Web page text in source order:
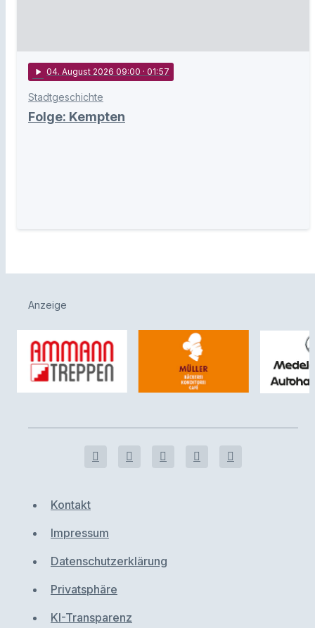
play_arrow 04. August 2026 09:00 · 01:57
Stadtgeschichte
Folge: Kempten
Anzeige
Kontakt
Impressum
Datenschutzerklärung
Privatsphäre
KI-Transparenz